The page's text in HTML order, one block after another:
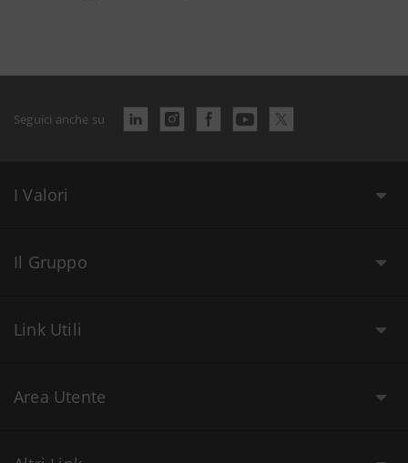
Seguici anche su
I Valori
Il Gruppo
Link Utili
Area Utente